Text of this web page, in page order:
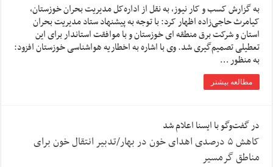
به گزارش کسب و کار نیوز، به نقل از اداره‌کل مدیریت بحران خوزستان،
کیامرث حاجی‌زاده اظهار کرد: با توجه به پیشنهاد ستاد مدیریت بحران
استان و شرکت برق منطقه ای خوزستان و با موافقت استاندار برای این
تعطیلی تصمیم‌گیری شد. وی با اشاره به اخطاریه هواشناسی خوزستان افزود:
به منظور …
مطالعه بیشتر
در گفت‌وگو با ایسنا اعلام شد
کاهش ۵ درصدی اهدای خون در بهار/تدبیر انتقال خون برای
مناطق گرمسیر